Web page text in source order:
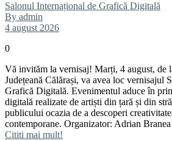
Salonul Internațional de Grafică Digitală
By admin
4 august 2026
0
Vă invităm la vernisaj! Marți, 4 august, de
Județeană Călărași, va avea loc vernisajul
Grafică Digitală. Evenimentul aduce în
digitală realizate de artiști din țară și din
publicului ocazia de a descoperi
contemporane. Organizator: Adrian
Cititi mai mult!